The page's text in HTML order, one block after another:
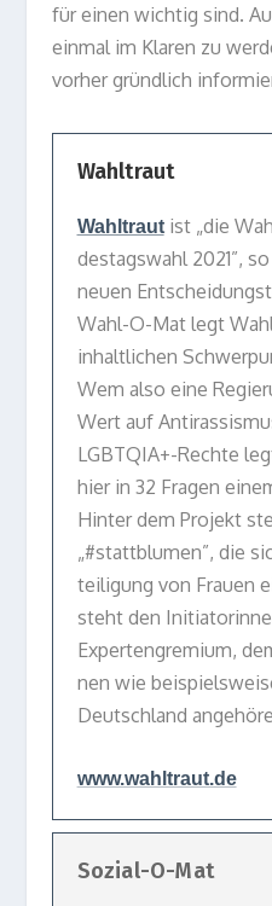
für einen wich­tig sind.
ein­mal im Kla­ren zu
vor­her gründ­lich
Wahltraut
Wahl­trautist „die
des­tags­wahl 2021”,
neuen
Wahl-O-Mat legt
inhalt­li­chen
Wem also eine
Wert auf
LGBTQIA+-Rechte
hier in 32 Fra­gen
Hin­ter dem Pro­jekt
„#statt­blu­men”, die
tei­li­gung von Frauen
steht den
Exper­ten­gre­mium,
nen wie
Deutsch­land
www​.wahl​traut​.de
Sozial-O-Mat